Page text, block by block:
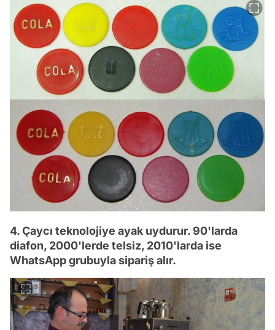
4. Çaycı teknolojiye ayak uydurur. 90'larda
diafon, 2000'lerde telsiz, 2010'larda ise
WhatsApp grubuyla sipariş alır.